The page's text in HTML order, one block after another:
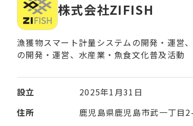
株式会社ZIFISH
漁獲物スマート計量システムの開発・運営
の開発・運営、水産業・魚食文化普及活動
設立
2025年1月31日
住所
鹿児島県鹿児島市武一丁目